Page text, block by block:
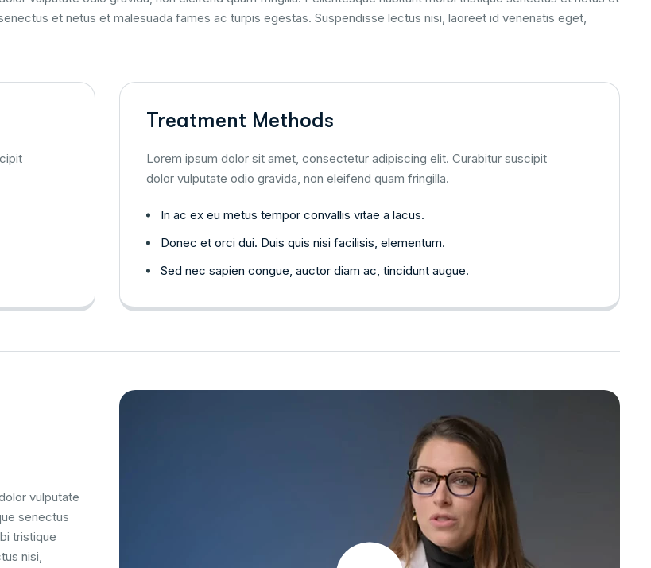
et netus et malesuada fames ac turpis egestas. Suspendisse lectus nisi, laoreet id venenatis eget,
Treatment Methods
Lorem ipsum dolor sit amet, consectetur adipiscing elit. Curabitur suscipit
dolor vulputate odio gravida, non eleifend quam fringilla.
In ac ex eu metus tempor convallis vitae a lacus.
Donec et orci dui. Duis quis nisi facilisis, elementum.
Sed nec sapien congue, auctor diam ac, tincidunt augue.
vulputate
senectus
tristique
nisi,